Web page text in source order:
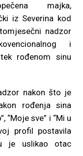
majka,
iz Severina kod
nadzor
i
rođenom sinu
nakon što je
rođenja sina
“Moje sve” i “Mi u
profil postavila
je uslikao otac